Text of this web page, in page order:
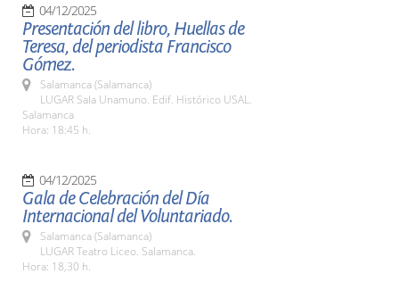
04/12/2025
Presentación del libro, Huellas de
Teresa, del periodista Francisco
Gómez.
Salamanca (Salamanca)
LUGAR Sala Unamuno. Edif. Histórico USAL.
Salamanca
Hora: 18:45 h.
04/12/2025
Gala de Celebración del Día
Internacional del Voluntariado.
Salamanca (Salamanca)
LUGAR Teatro Liceo. Salamanca.
Hora: 18,30 h.